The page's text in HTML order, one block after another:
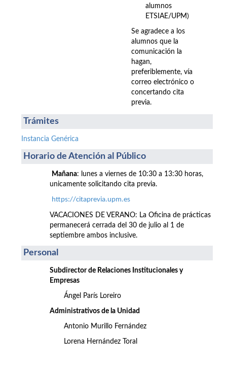
alumnos
ETSIAE/UPM)
Se agradece a los
alumnos que la
comunicación la
hagan,
preferiblemente, vía
correo electrónico o
concertando cita
previa.
Trámites
Instancia Genérica
Horario de Atención al Público
Mañana: lunes a viernes de 10:30 a 13:30 horas,
unicamente solicitando cita previa.
https://citaprevia.upm.es
VACACIONES DE VERANO: La Oficina de prácticas
permanecerá cerrada del 30 de julio al 1 de
septiembre ambos inclusive.
Personal
Subdirector de Relaciones Institucionales y
Empresas
Ángel París Loreiro
Administrativos de la Unidad
Antonio Murillo Fernández
Lorena Hernández Toral